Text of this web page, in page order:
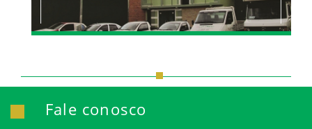
Fale conosco